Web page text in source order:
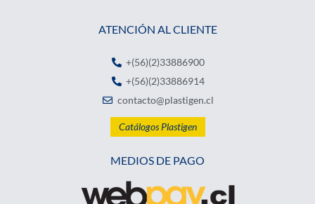
ATENCIÓN AL CLIENTE
+(56)(2)33886900
+(56)(2)33886914
contacto@plastigen.cl
Catálogos Plastigen
MEDIOS DE PAGO